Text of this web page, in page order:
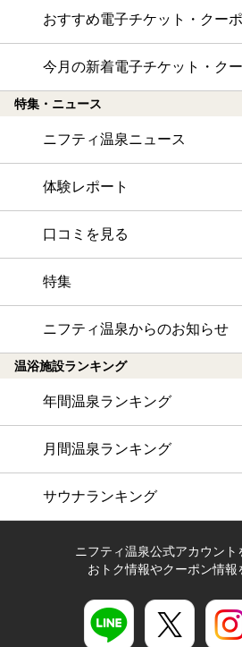
おすすめ電子チケット・クー
今月の新着電子チケット・ク
特集・ニュース
ニフティ温泉ニュース
体験レポート
口コミを見る
特集
ニフティ温泉からのお知らせ
温浴施設ランキング
年間温泉ランキング
月間温泉ランキング
サウナランキング
ニフティ温泉公式アカウント
おトク情報やクーポン情報